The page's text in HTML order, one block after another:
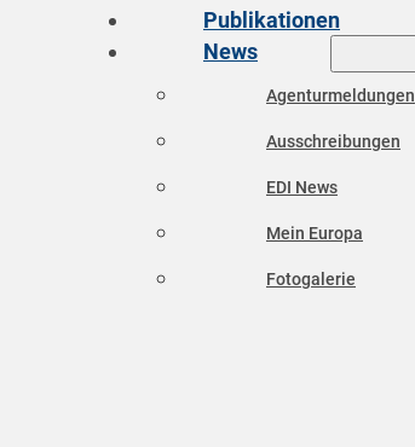
Publikationen
News
Agenturmeldungen
Ausschreibungen
EDI News
Mein Europa
Fotogalerie